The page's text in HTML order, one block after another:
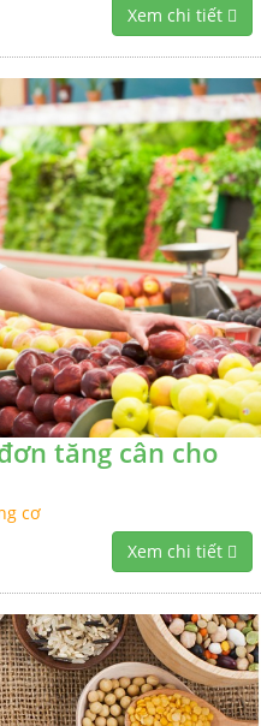
Xem chi tiết
tăng cân cho
cơ
Xem chi tiết